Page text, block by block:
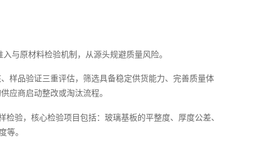
与原材料检验机制，从源头规避质量风险。
样品验证三重评估，筛选具备稳定供货能力、完善质量体
应商启动整改或淘汰流程。
验，核心检验项目包括：玻璃基板的平整度、厚度公差、
等。